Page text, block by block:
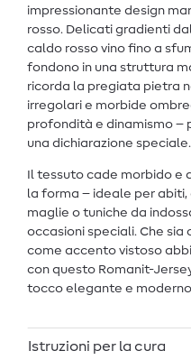
impressionante design
rosso. Delicati gradienti
caldo rosso vino fino a
fondono in una struttura
ricorda la pregiata pietra
irregolari e morbide
profondità e dinamismo –
una dichiarazione speciale.
Il tessuto cade morbido e
la forma – ideale per abiti,
maglie o tuniche da
occasioni speciali. Che
come accento vistoso
con questo Romanit-
tocco elegante e
Istruzioni per la cura